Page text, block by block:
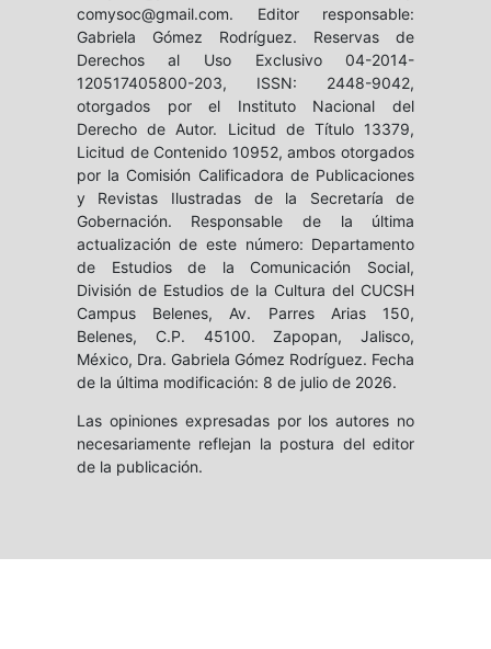
comysoc@gmail.com. Editor responsable:
Gabriela Gómez Rodríguez. Reservas de
Derechos al Uso Exclusivo 04-2014-
120517405800-203, ISSN: 2448-9042,
otorgados por el Instituto Nacional del
Derecho de Autor. Licitud de Título 13379,
Licitud de Contenido 10952, ambos otorgados
por la Comisión Calificadora de Publicaciones
y Revistas Ilustradas de la Secretaría de
Gobernación. Responsable de la última
actualización de este número: Departamento
de Estudios de la Comunicación Social,
División de Estudios de la Cultura del CUCSH
Campus Belenes, Av. Parres Arias 150,
Belenes, C.P. 45100. Zapopan, Jalisco,
México, Dra. Gabriela Gómez Rodríguez. Fecha
de la última modificación: 8 de julio de 2026.
Las opiniones expresadas por los autores no
necesariamente reflejan la postura del editor
de la publicación.